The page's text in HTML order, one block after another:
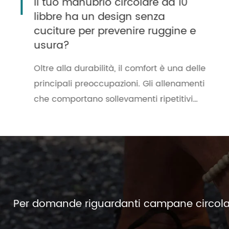
circolari da 5 libbre sono un
punto di svolta per gli allenamenti
a casa?
Gli innovativi manubri circolari da 5 libbre
di Ningbo Biyisheng Sporting Goods Co.,
Ltd. hanno trasformato il modo in cui gli
circolare unico, impugnatura ergonomica
e durata superiore, questi manubri non
sono solo uno strumento per il fitness:
sono un investimento per la salute.
Questo articolo approfondisce il loro
design, i vantaggi, le tecniche di utilizzo e
Per domande riguardanti campane